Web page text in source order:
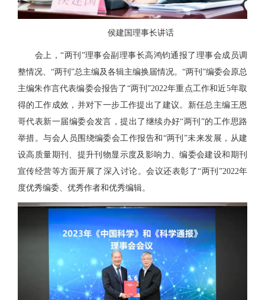
侯建国理事长讲话
会上，“两刊”理事会副理事长高鸿钧通报了理事会成员调
整情况、“两刊”总主编及各辑主编换届情况。“两刊”编委会原总
主编朱作言代表编委会报告了“两刊”2022年重点工作和近5年取
得的工作成效，并对下一步工作提出了建议。新任总主编王恩
哥代表新一届编委会发言，提出了继续办好“两刊”的工作思路
举措。与会人员围绕编委会工作报告和“两刊”未来发展，从建
设高质量期刊、提升刊物显示度及影响力、编委会建设和期刊
宣传经营等方面开展了深入讨论。会议还表彰了“两刊”2022年
度优秀编委、优秀作者和优秀编辑。